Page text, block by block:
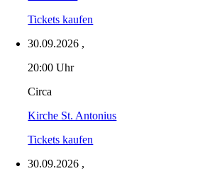
Tickets kaufen
30.09.2026 ,
20:00 Uhr
Circa
Kirche St. Antonius
Tickets kaufen
30.09.2026 ,